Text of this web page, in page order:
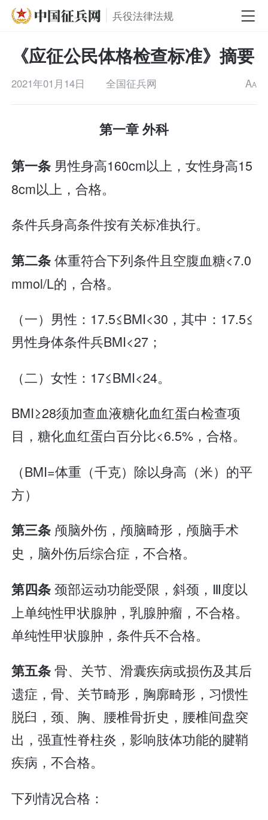
兵役法律法规
《应征公民体格检查标准》摘要
2021年01月14日 全国征兵网 AA
第一章 外科
第一条 男性身高160cm以上，女性身高15
8cm以上，合格。
条件兵身高条件按有关标准执行。
第二条体重符合下列条件且空腹血糖<7.0
mmol/L的，合格。
（一）男性：17.5≤BMI<30，其中：17.5≤
男性身体条件兵BMI<27；
（二）女性：17≤BMI<24。
BMI≥28须加查血液糖化血红蛋白检查项
目，糖化血红蛋白百分比<6.5%，合格。
（BMI=体重（千克）除以身高（米）的平
方）
第三条 颅脑外伤，颅脑畸形，颅脑手术
史，脑外伤后综合症，不合格。
第四条颈部运动功能受限，斜颈，Ⅲ度以
上单纯性甲状腺肿，乳腺肿瘤，不合格。
单纯性甲状腺肿，条件兵不合格。
第五条骨、关节、滑囊疾病或损伤及其后
遗症，骨、关节畸形，胸廓畸形，习惯性
脱臼，颈、胸、腰椎骨折史，腰椎间盘突
出，强直性脊柱炎，影响肢体功能的腱鞘
疾病，不合格。
下列情况合格：